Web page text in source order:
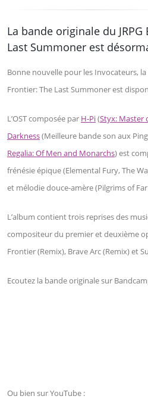
La bande originale du
Last Summoner est
Bonne nouvelle pour les Invocateurs, la
Frontier: The Last Summoner est
L’OST composée par H-Pi(Styx: Master
Darkness(Meilleure bande son aux
Regalia: Of Men and Monarchs) est
frénésie épique (Elemental Fury, The
et mélodie douce-amère (Pilgrims of
L’album contient trois reprises des
compositeur du premier et deuxième
Frontier (Remix), Brave Arc (Remix) et
Ecoutez la bande originale sur
Ou bien sur YouTube :